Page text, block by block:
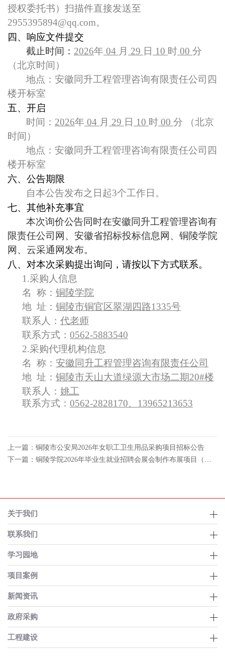
授权委托书）扫描件直接发送至
2955395894@qq.com。
四、 响应文件提交
截止时间： 2026年 04 月 29 日 10 时 00 分
（北京时间）
地点：安徽同升工程管理咨询有限责任公司四
楼开标室
五、开启
时间： 2026年 04 月 29 日 10 时 00 分 （北京
时间）
地点：安徽同升工程管理咨询有限责任公司四
楼开标室
六、公告期限
自本公告发布之日起3个工作日。
七、其他补充事宜
本次询价公告同时在安徽同升工程管理咨询有
限责任公司网、安徽省招标投标信息网、铜陵学院
网、云采通网发布。
八、对本次采购提出询问，请按以下方式联系。
1.采购人信息
名 称： 铜陵学院
地 址： 铜陵市铜官区翠湖四路1335号
联系人： 代老师
联系方式： 0562-5883540
2.采购代理机构信息
名 称： 安徽同升工程管理咨询有限责任公司
地 址： 铜陵市天山大道绿源大市场二期20#楼
联系人： 姚工
联系方式： 0562-2828170、13965213653
上一篇：铜陵市公安局2026年女职工卫生用品采购项目招标公告
下一篇：铜陵学院2026年毕业生就业招聘会展会制作布展项目（二次）询价公告
关于我们
联系我们
学习园地
项目案例
新闻资讯
政府采购
工程建设